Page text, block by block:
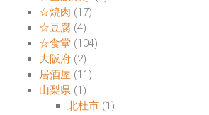
☆焼肉 (17)
☆豆腐 (4)
☆食堂 (104)
大阪府 (2)
居酒屋 (11)
山梨県 (1)
北杜市 (1)